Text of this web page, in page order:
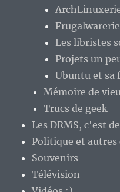
Les libristes
Projets un
Ubuntu et
Mémoire de
Trucs de geek
Les DRMS, c'est
Politique et
Souvenirs
Télévision